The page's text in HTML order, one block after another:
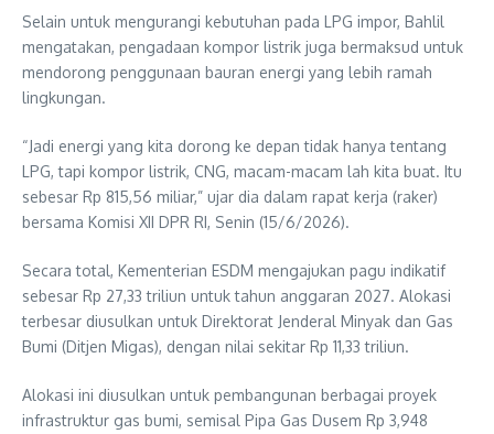
Selain untuk mengurangi kebutuhan pada LPG impor, Bahlil
mengatakan, pengadaan kompor listrik juga bermaksud untuk
mendorong penggunaan bauran energi yang lebih ramah
lingkungan.
“Jadi energi yang kita dorong ke depan tidak hanya tentang
LPG, tapi kompor listrik, CNG, macam-macam lah kita buat. Itu
sebesar Rp 815,56 miliar,” ujar dia dalam rapat kerja (raker)
bersama Komisi XII DPR RI, Senin (15/6/2026).
Secara total, Kementerian ESDM mengajukan pagu indikatif
sebesar Rp 27,33 triliun untuk tahun anggaran 2027. Alokasi
terbesar diusulkan untuk Direktorat Jenderal Minyak dan Gas
Bumi (Ditjen Migas), dengan nilai sekitar Rp 11,33 triliun.
Alokasi ini diusulkan untuk pembangunan berbagai proyek
infrastruktur gas bumi, semisal Pipa Gas Dusem Rp 3,948